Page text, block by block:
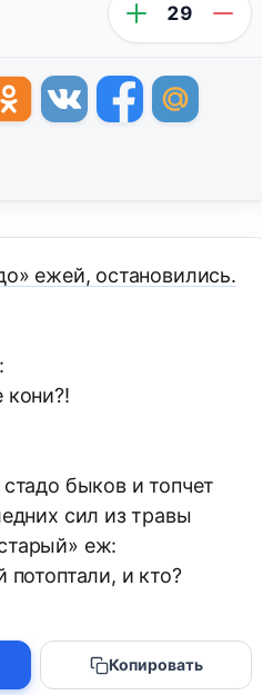
29
ежей, остановились.
быков и топчет
сил из травы
еж:
и кто?
Копировать